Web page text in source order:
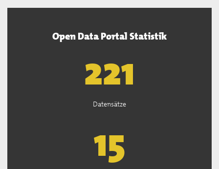
Open Data Portal Statistik
222
Datensätze
15